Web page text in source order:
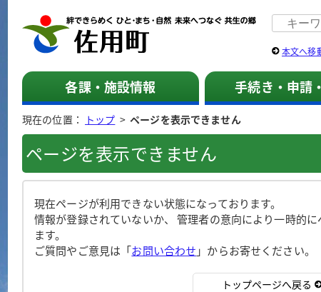
総合トップ
町民の方へ
佐用町 公式
本文へ移
各課・施設情報 手続き・申請
現在の位置： トップ >ページを表示できません
ページを表示できません
現在ページが利用できない状態になっております。
情報が登録されていないか、 管理者の意向により一時的
ます。
ご質問やご意見は「お問い合わせ 」からお寄せください。
トップページへ戻る